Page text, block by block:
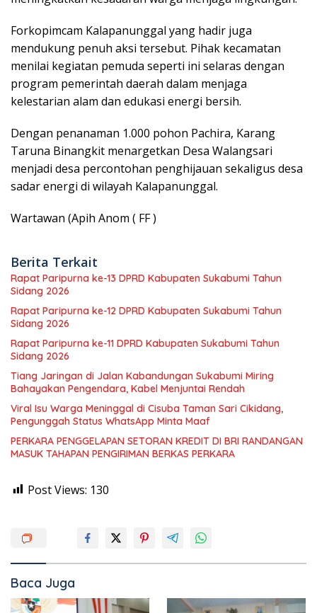
Forkopimcam Kalapanunggal yang hadir juga
mendukung penuh aksi tersebut. Pihak kecamatan
menilai kegiatan pemuda seperti ini selaras dengan
program pemerintah daerah dalam menjaga
kelestarian alam dan edukasi energi bersih.
Dengan penanaman 1.000 pohon Pachira, Karang
Taruna Binangkit menargetkan Desa Walangsari
menjadi desa percontohan penghijauan sekaligus desa
sadar energi di wilayah Kalapanunggal.
Wartawan (Apih Anom ( FF )
Berita Terkait
Rapat Paripurna ke-13 DPRD Kabupaten Sukabumi Tahun
Sidang 2026
Rapat Paripurna ke-12 DPRD Kabupaten Sukabumi Tahun
Sidang 2026
Rapat Paripurna ke-11 DPRD Kabupaten Sukabumi Tahun
Sidang 2026
Tiang Jaringan di Jalan Kabandungan Sukabumi Miring
Bahayakan Pengendara, Kabel Menjuntai Rendah
Viral Isu Warga Meninggal di Cisuba Taman Sari Cikidang,
Pengunggah Status WhatsApp Minta Maaf
PERKARA PENGGELAPAN SETORAN KREDIT DI BRI RANDANGAN
MASUK TAHAPAN PENGIRIMAN BERKAS PERKARA
Post Views: 130
Baca Juga